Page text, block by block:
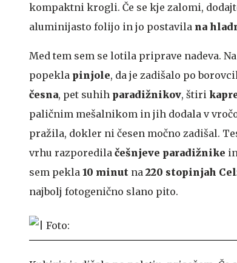
kompaktni krogli. Če se kje zalomi,
aluminijasto folijo in jo postavila na
Med tem sem se lotila priprave nadeva.
popekla pinjole, da je zadišalo po
česna, pet suhih paradižnikov, štiri
paličnim mešalnikom in jih dodala v
pražila, dokler ni česen močno zadišal.
vrhu razporedila češnjeve paradižnike
sem pekla 10 minut na 220 stopinjah
najbolj fotogenično slano pito.